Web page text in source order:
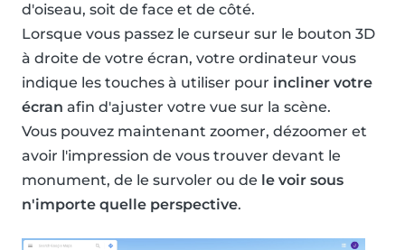
d'oiseau, soit de face et de côté.
Lorsque vous passez le curseur sur le bouton 3D
à droite de votre écran, votre ordinateur vous
indique les touches à utiliser pour incliner votre
écran afin d'ajuster votre vue sur la scène.
Vous pouvez maintenant zoomer, dézoomer et
avoir l'impression de vous trouver devant le
monument, de le survoler ou de le voir sous
n'importe quelle perspective.